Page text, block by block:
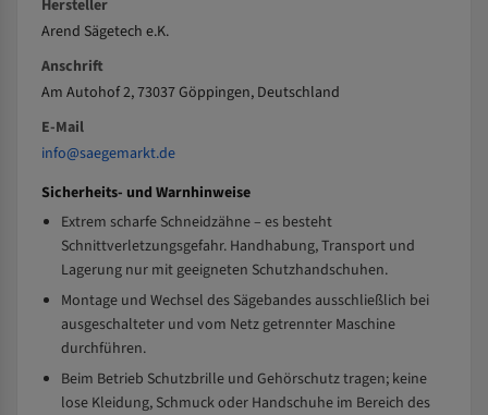
Hersteller
Arend Sägetech e.K.
Anschrift
Am Autohof 2, 73037 Göppingen, Deutschland
E-Mail
info@saegemarkt.de
Sicherheits- und Warnhinweise
Extrem scharfe Schneidzähne – es besteht
Schnittverletzungsgefahr. Handhabung, Transport und
Lagerung nur mit geeigneten Schutzhandschuhen.
Montage und Wechsel des Sägebandes ausschließlich bei
ausgeschalteter und vom Netz getrennter Maschine
durchführen.
Beim Betrieb Schutzbrille und Gehörschutz tragen; keine
lose Kleidung, Schmuck oder Handschuhe im Bereich des